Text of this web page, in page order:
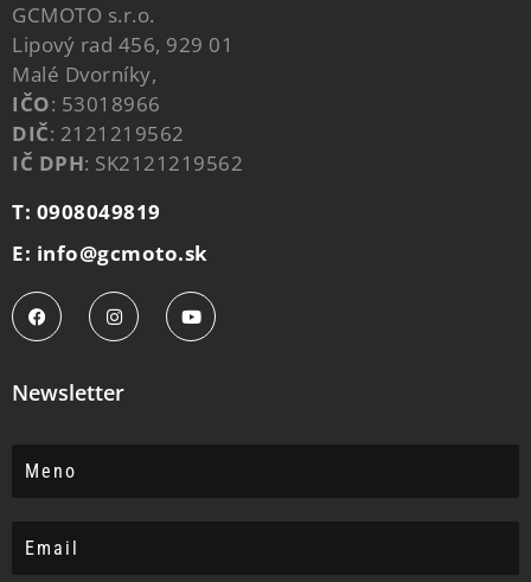
GCMOTO s.r.o.
Lipový rad 456, 929 01
Malé Dvorníky,
IČO: 53018966
DIČ: 2121219562
IČ DPH: SK2121219562
T: 0908049819
E: info@gcmoto.sk
Newsletter